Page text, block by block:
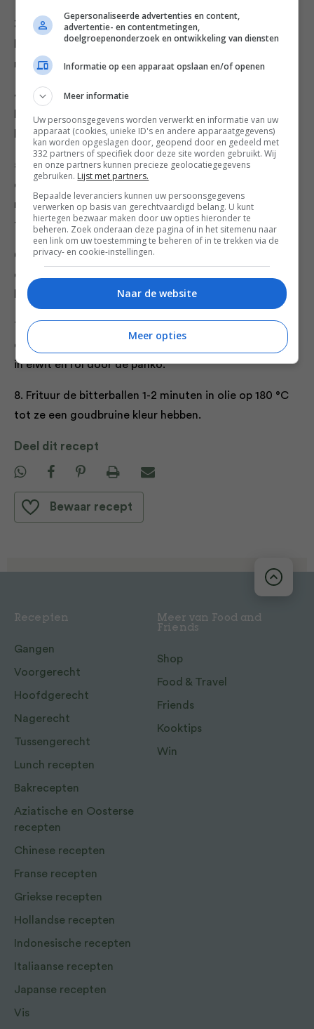
3. Zet het stoofvlees 2 uur op in de oven. Als het vlees
beetgaar is, scheid je het stoofvlees van de bouillon
met een zeef. Houdt beide apart.
4. Smelt 125 gram boter op laag vuur en voeg 185 gram
bloem toe. Roer 8 tot 10 minuten goed door tot de
bloem gaar is.
5. Voeg de bouillon toe aan het boter-bloemmengsel
en breng de massa al roerend aan kook. Laat 20
minuten op laag vuur staan. Voeg het wildzwijnvlees
toe en breng op smaak met peper en zout.
6. Dek het mengsel af en laat 10 minuten afkoelen. Zet
daarna direct in de koeling om verder af te laten
koelen.
7. Rol van het afgekoelde mengsel balletjes van
ongeveer 30 gram per stuk. Paneer ze in bloem, dip ze
in eiwit en rol door de panko.
8. Frituur de bitterballen 1-2 minuten in olie op 180 °C
tot ze een goudbruine kleur hebben.
Deel dit recept
Bewaar recept
Gepersonaliseerde advertenties en content,
advertentie- en contentmetingen,
doelgroepenonderzoek en ontwikkeling van diensten
Informatie op een apparaat opslaan en/of openen
Meer informatie
Uw persoonsgegevens worden verwerkt en informatie van uw
apparaat (cookies, unieke ID's en andere apparaatgegevens)
kan worden opgeslagen door, geopend door en gedeeld met
332 partners of specifiek door deze site worden gebruikt. Wij
en onze partners kunnen precieze geolocatiegegevens
gebruiken. Lijst met partners.
Bepaalde leveranciers kunnen uw persoonsgegevens
verwerken op basis van gerechtvaardigd belang. U kunt
hiertegen bezwaar maken door uw opties hieronder te
beheren. Zoek onderaan deze pagina of in het sitemenu naar
een link om uw toestemming te beheren of in te trekken via de
privacy- en cookie-instellingen.
Naar de website
Meer opties
Recepten
Gangen
Voorgerecht
Hoofdgerecht
Nagerecht
Tussengerecht
Lunch recepten
Bakrecepten
Aziatische en Oosterse
recepten
Chinese recepten
Franse recepten
Griekse recepten
Hollandse recepten
Indonesische recepten
Italiaanse recepten
Japanse recepten
Vis
Meer van Food and
Friends
Shop
Food & Travel
Friends
Kooktips
Win